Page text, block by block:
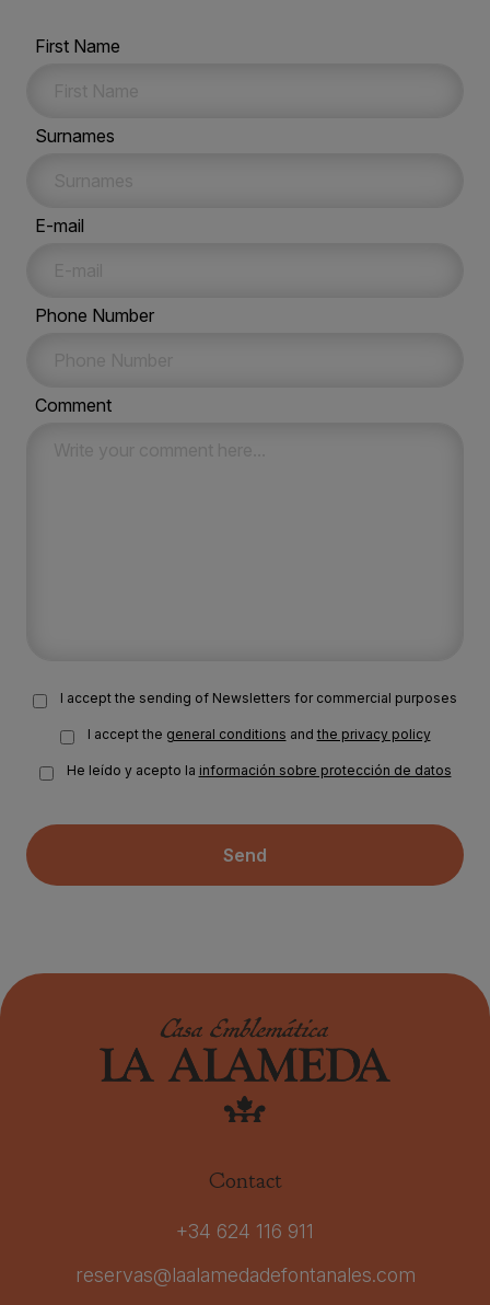
First Name
Surnames
E-mail
Phone Number
Comment
I accept the sending of Newsletters for commercial purposes
I accept the general conditions and the privacy policy
He leído y acepto la información sobre protección de datos
Send
Contact
+34 624 116 911
reservas@laalamedadefontanales.com